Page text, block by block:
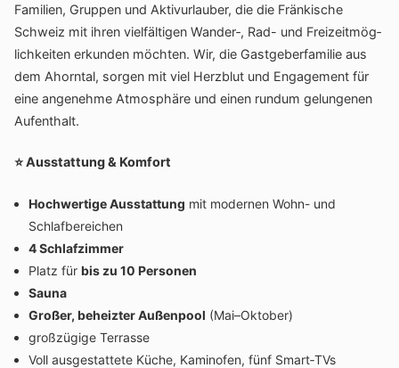
Fami­lien, Gruppen und Aktiv­ur­lauber, die die Frän­ki­sche
Schweiz mit ihren viel­fäl­tigen Wander‑, Rad- und Frei­zeit­mög­
lich­keiten erkunden möchten. Wir, die Gast­ge­ber­fa­milie aus
dem Ahorntal, sorgen mit viel Herz­blut und Enga­ge­ment für
eine ange­nehme Atmo­sphäre und einen rundum gelun­genen
Aufenthalt.
⭐Ausstat­tung & Komfort
Hoch­wer­tige Ausstat­tung mit modernen Wohn- und
Schlafbereichen
4 Schlaf­zimmer
Platz für bis zu 10 Personen
Sauna
Großer, beheizter Außen­pool (Mai–Oktober)
groß­zü­gige Terrasse
Voll ausge­stat­tete Küche, Kamin­ofen, fünf Smart‑TVs